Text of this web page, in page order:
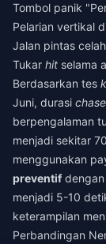
Tombol panik
Pelarian vertikal
Jalan pintas
Tukar hit selama
Berdasarkan tes
Juni, durasi chase
berpengalaman
menjadi sekitar
menggunakan
preventifdengan
menjadi 5-10
keterampilan
Perbandingan